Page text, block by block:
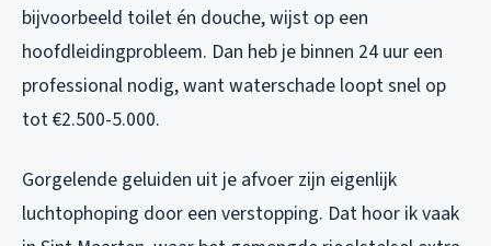
bijvoorbeeld toilet én douche, wijst op een
hoofdleidingprobleem. Dan heb je binnen 24 uur een
professional nodig, want waterschade loopt snel op
tot €2.500-5.000.
Gorgelende geluiden uit je afvoer zijn eigenlijk
luchtophoping door een verstopping. Dat hoor ik vaak